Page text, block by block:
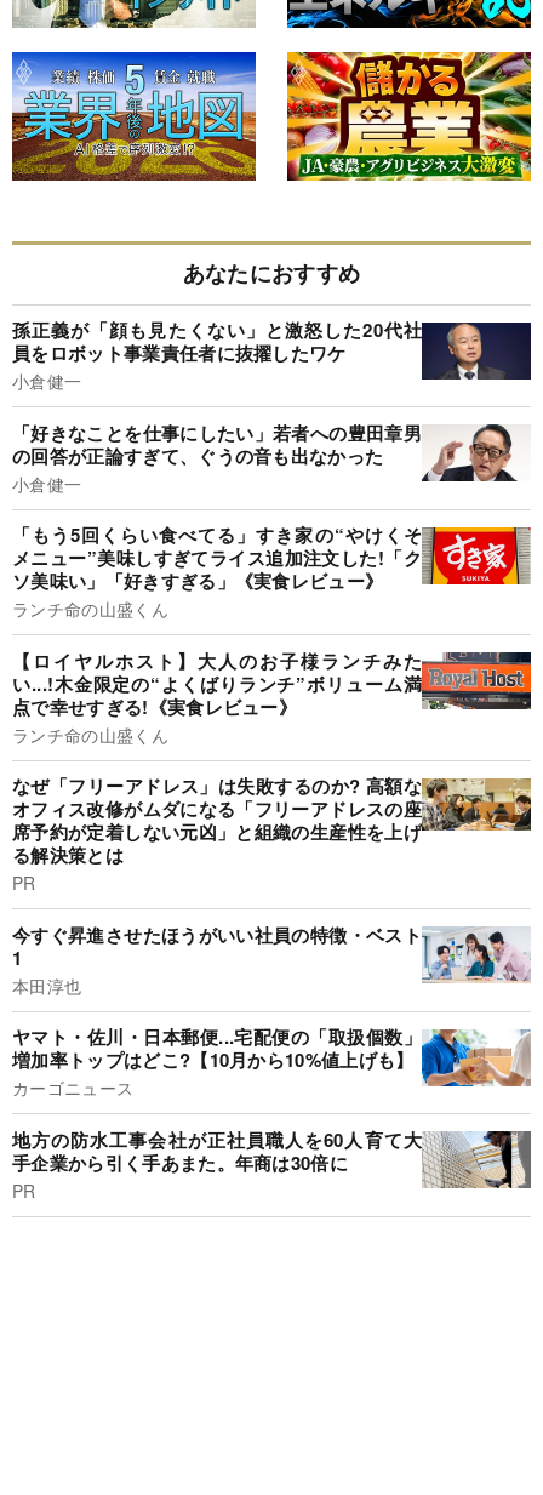
あなたにおすすめ
孫正義が「顔も見たくない」と激怒した20代社
員をロボット事業責任者に抜擢したワケ
小倉健一
「好きなことを仕事にしたい」若者への豊田章男
の回答が正論すぎて、ぐうの音も出なかった
小倉健一
「もう5回くらい食べてる」すき家の“やけくそ
メニュー”美味しすぎてライス追加注文した!「ク
ソ美味い」「好きすぎる」《実食レビュー》
ランチ命の山盛くん
【ロイヤルホスト】大人のお子様ランチみた
い...!木金限定の“よくばりランチ”ボリューム満
点で幸せすぎる!《実食レビュー》
ランチ命の山盛くん
なぜ「フリーアドレス」は失敗するのか? 高額な
オフィス改修がムダになる「フリーアドレスの座
席予約が定着しない元凶」と組織の生産性を上げ
る解決策とは
PR
今すぐ昇進させたほうがいい社員の特徴・ベスト
1
本田淳也
ヤマト・佐川・日本郵便...宅配便の「取扱個数」
増加率トップはどこ?【10月から10%値上げも】
カーゴニュース
地方の防水工事会社が正社員職人を60人育て大
手企業から引く手あまた。年商は30倍に
PR